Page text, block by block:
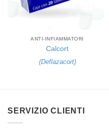
ANTI-INFIAMMATORI
Calcort
(Deflazacort)
SERVIZIO CLIENTI